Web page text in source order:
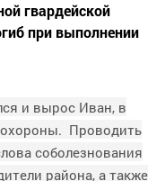
гвардейской
при выполнении
и вырос Иван, в
Проводить
соболезнования
района, а также